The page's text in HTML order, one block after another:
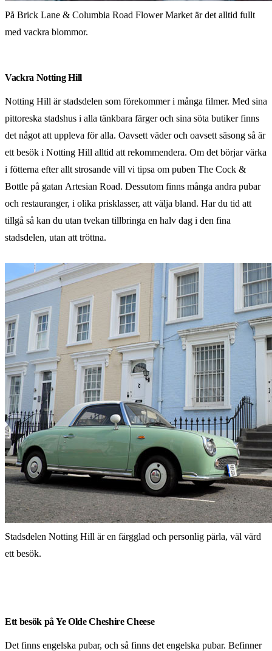
På Brick Lane & Columbia Road Flower Market är det alltid fullt
med vackra blommor.
Vackra Notting Hill
Notting Hill är stadsdelen som förekommer i många filmer. Med sina
pittoreska stadshus i alla tänkbara färger och sina söta butiker finns
det något att uppleva för alla. Oavsett väder och oavsett säsong så är
ett besök i Notting Hill alltid att rekommendera. Om det börjar värka
i fötterna efter allt strosande vill vi tipsa om puben The Cock &
Bottle på gatan Artesian Road. Dessutom finns många andra pubar
och restauranger, i olika prisklasser, att välja bland. Har du tid att
tillgå så kan du utan tvekan tillbringa en halv dag i den fina
stadsdelen, utan att tröttna.
Stadsdelen Notting Hill är en färgglad och personlig pärla, väl värd
ett besök.
Ett besök på Ye Olde Cheshire Cheese
Det finns engelska pubar, och så finns det engelska pubar. Befinner